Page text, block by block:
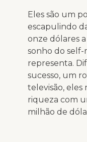
Eles são um
escapulindo
onze dólares
sonho do self-
representa.
sucesso, um
televisão, eles
riqueza com
milhão de